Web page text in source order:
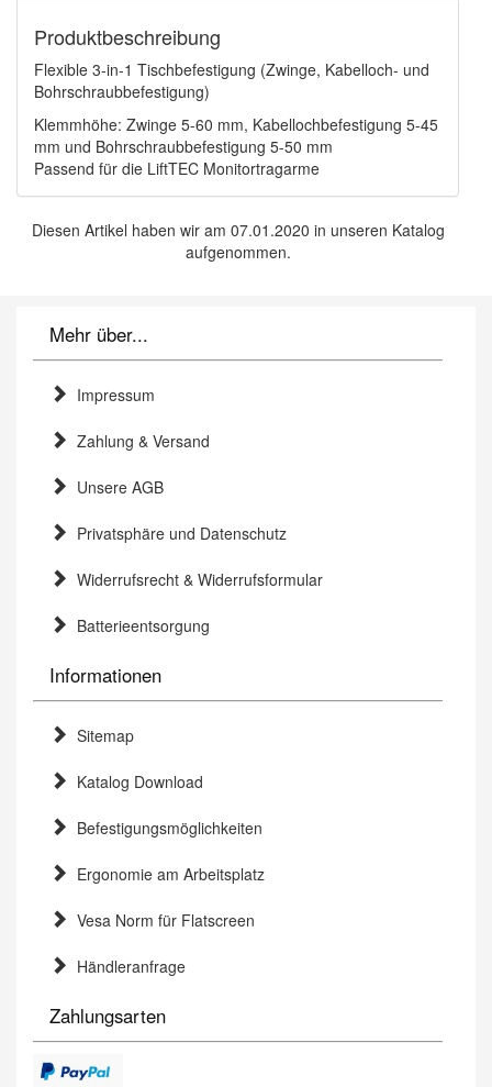
Produktbeschreibung
Flexible 3-in-1 Tischbefestigung (Zwinge, Kabelloch- und
Bohrschraubbefestigung)
Klemmhöhe: Zwinge 5-60 mm, Kabellochbefestigung 5-45
mm und Bohrschraubbefestigung 5-50 mm
Passend für die LiftTEC Monitortragarme
Diesen Artikel haben wir am 07.01.2020 in unseren Katalog
aufgenommen.
Mehr über...
Impressum
Zahlung & Versand
Unsere AGB
Privatsphäre und Datenschutz
Widerrufsrecht & Widerrufsformular
Batterieentsorgung
Informationen
Sitemap
Katalog Download
Befestigungsmöglichkeiten
Ergonomie am Arbeitsplatz
Vesa Norm für Flatscreen
Händleranfrage
Zahlungsarten